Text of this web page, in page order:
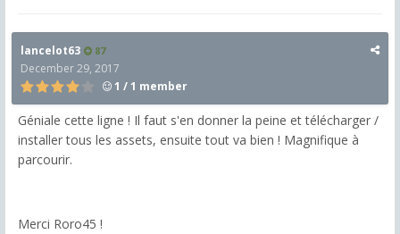
lancelot63 87
December 29, 2017
1 / 1 member
Géniale cette ligne ! Il faut s'en donner la peine et télécharger /
installer tous les assets, ensuite tout va bien ! Magnifique à
parcourir.
Merci Roro45 !